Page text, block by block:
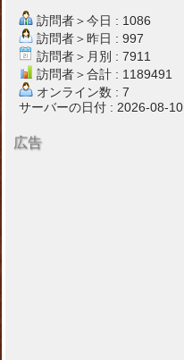
訪問者＞今日 : 1086
訪問者＞昨日 : 997
訪問者＞月別 : 7911
訪問者＞合計 : 1189491
オンライン数 : 7
サーバーの日付 : 2026-08-10
広告